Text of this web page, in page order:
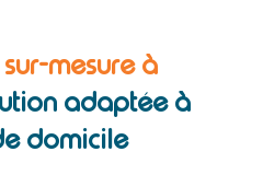
mesure à
adaptée à
domicile